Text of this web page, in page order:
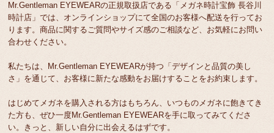
Mr.Gentleman EYEWEARの正規取扱店である「メガネ時計宝飾 長谷川
時計店」では、オンラインショップにて全国のお客様へ配送を行ってお
ります。商品に関するご質問やサイズ感のご相談など、お気軽にお問い
合わせください。
私たちは、Mr.Gentleman EYEWEARが持つ「デザインと品質の美し
さ」を通じて、お客様に新たな感動をお届けすることをお約束します。
はじめてメガネを購入される方はもちろん、いつものメガネに飽きてき
た方も、ぜひ一度Mr.Gentleman EYEWEARを手に取ってみてくださ
い。きっと、新しい自分に出会えるはずです。